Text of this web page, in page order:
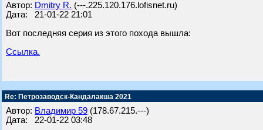
Автор: Dmitry R. (---.225.120.176.lofisnet.ru)
Дата: 21-01-22 21:01
Вот последняя серия из этого похода вышла:
Ссылка.
Re: Петрозаводск-Кандалакша 2021
Автор: Владимир 59 (178.67.215.---)
Дата: 22-01-22 03:48